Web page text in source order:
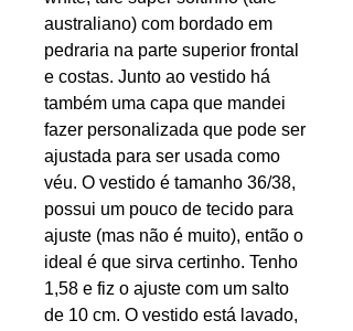
australiano) com bordado em
pedraria na parte superior frontal
e costas. Junto ao vestido há
também uma capa que mandei
fazer personalizada que pode ser
ajustada para ser usada como
véu. O vestido é tamanho 36/38,
possui um pouco de tecido para
ajuste (mas não é muito), então o
ideal é que sirva certinho. Tenho
1,58 e fiz o ajuste com um salto
de 10 cm. O vestido está lavado,